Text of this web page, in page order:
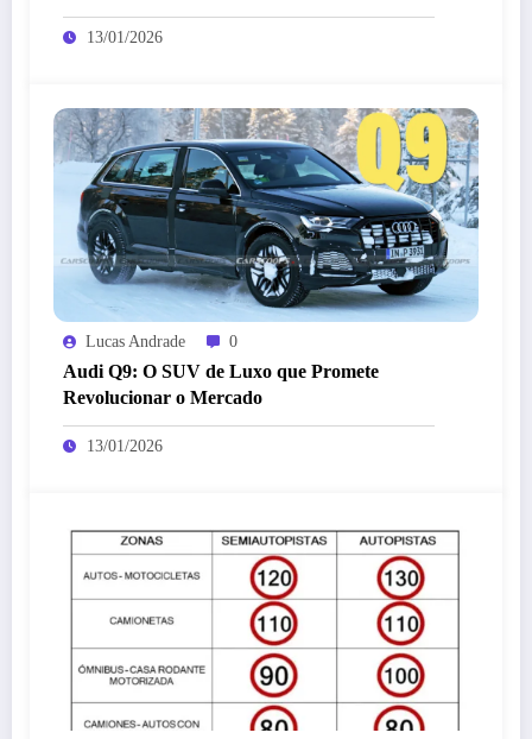
13/01/2026
Lucas Andrade 0
Audi Q9: O SUV de Luxo que Promete
Revolucionar o Mercado
13/01/2026